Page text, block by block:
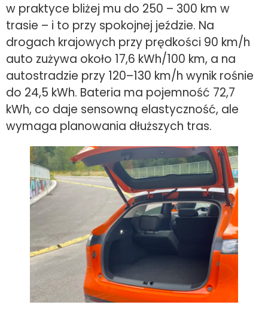
w praktyce bliżej mu do 250 – 300 km w
trasie – i to przy spokojnej jeździe. Na
drogach krajowych przy prędkości 90 km/h
auto zużywa około 17,6 kWh/100 km, a na
autostradzie przy 120–130 km/h wynik rośnie
do 24,5 kWh. Bateria ma pojemność 72,7
kWh, co daje sensowną elastyczność, ale
wymaga planowania dłuższych tras.